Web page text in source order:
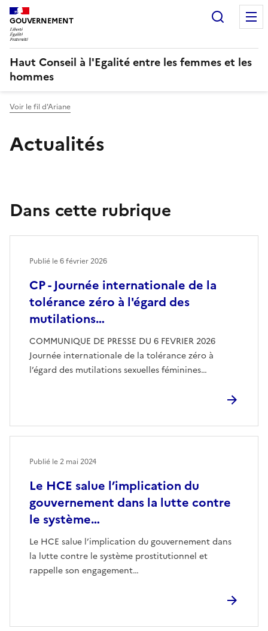
Panneau de gestion des cookies
GOUVERNEMENT
Haut Conseil à l'Egalité entre les femmes et les
hommes
Voir le fil d'Ariane
Actualités
Dans cette rubrique
CP - Journée internationale de la
tolérance zéro à l'égard des
mutilations…
COMMUNIQUE DE PRESSE DU 6 FEVRIER 2026
Journée internationale de la tolérance zéro à
l’égard des mutilations sexuelles féminines…
Publié le6 février 2026
Le HCE salue l’implication du
gouvernement dans la lutte contre
le système…
Le HCE salue l’implication du gouvernement dans
la lutte contre le système prostitutionnel et
rappelle son engagement…
Publié le2 mai 2024